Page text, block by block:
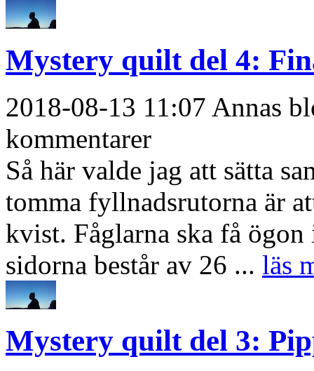
Mystery quilt del 4:
2018-08-13 11:07 Annas
kommentarer
Så här valde jag att sätta
tomma fyllnadsrutorna är
kvist. Fåglarna ska få
sidorna består av 26 ... läs
Mystery quilt del 3: